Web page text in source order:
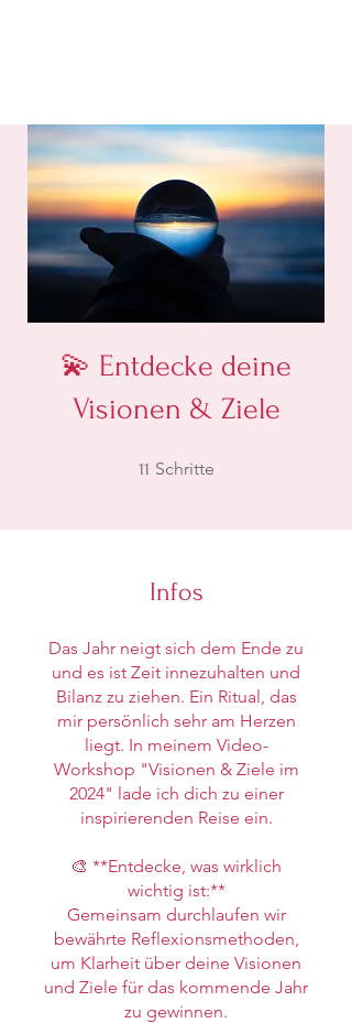
💫 Entdecke deine
Visionen & Ziele
11 Schritte
Infos
Das Jahr neigt sich dem Ende zu
und es ist Zeit innezuhalten und
Bilanz zu ziehen. Ein Ritual, das
mir persönlich sehr am Herzen
liegt. In meinem Video-
Workshop "Visionen & Ziele im
2024" lade ich dich zu einer
inspirierenden Reise ein.
🎨 **Entdecke, was wirklich
wichtig ist:**
Gemeinsam durchlaufen wir
bewährte Reflexionsmethoden,
um Klarheit über deine Visionen
und Ziele für das kommende Jahr
zu gewinnen.